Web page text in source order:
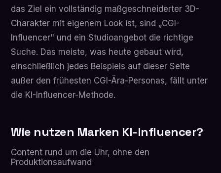
das Ziel ein vollständig maßgeschneiderter 3D-
Charakter mit eigenem Look ist, sind „CGI-
Influencer" und ein Studioangebot die richtige
Suche. Das meiste, was heute gebaut wird,
einschließlich jedes Beispiels auf dieser Seite
außer den frühesten CGI-Ära-Personas, fällt unter
die KI-Influencer-Methode.
Wie nutzen Marken KI-Influencer?
Content rund um die Uhr, ohne den
Produktionsaufwand